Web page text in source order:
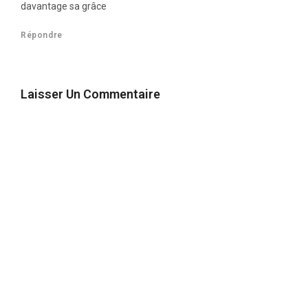
davantage sa grâce
Répondre
Laisser Un Commentaire